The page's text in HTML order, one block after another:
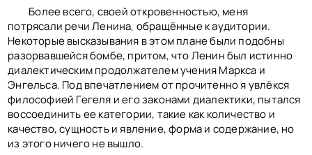
Более всего, своей откровенностью, меня
потрясали речи Ленина, обращённые к аудитории.
Некоторые высказывания в этом плане были подобны
разорвавшейся бомбе, притом, что Ленин был истинно
диалектическим продолжателем учения Маркса и
Энгельса. Под впечатлением от прочитенно я увлёкся
философией Гегеля и его законами диалектики, пытался
воссоединить ее категории, такие как количество и
качество, сущность и явление, форма и содержание, но
из этого ничего не вышло.